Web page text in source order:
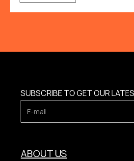
SUBSCRIBE TO GET OUR
ABOUT US